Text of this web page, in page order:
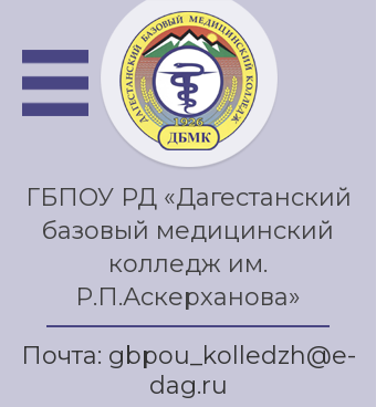
ГБПОУ РД «Дагестанский
базовый медицинский
колледж им.
Р.П.Аскерханова»
Почта: gbpou_kolledzh@e-
dag.ru